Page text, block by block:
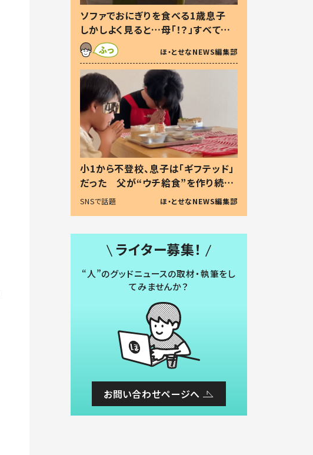
ソファでおにぎりを食べる1歳息子
しかしよく見ると…母「！？」すべてを
察した母の投稿に「可愛いから許
す！」「現行犯〜」
ほ・とせなNEWS編集部
小1から不登校、息子は「ギフテッド」
だった 父が“ウチ給食”を作り続け
る理由とは #令和の親 #令和の子
SNSで話題 ほ・とせなNEWS編集部
ライター募集！
“人”のグッドニュースの取材・執筆をし
てみませんか？
お問い合わせページへ